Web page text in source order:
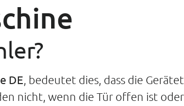
DE , bedeutet dies, dass die
nicht, wenn die Tür offen ist